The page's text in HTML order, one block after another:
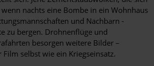
nachts eine Bombe in ein Wohnhaus
und Nachbarn
zu bergen. Drohnenflüge und
besorgen weitere Bilder –
selbst wie ein Kriegseinsatz.